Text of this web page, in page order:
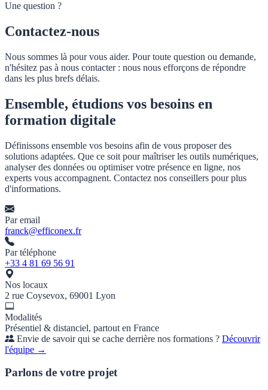
Une question ?
Contactez-nous
Nous sommes là pour vous aider. Pour toute question ou demande,
n'hésitez pas à nous contacter : nous nous efforçons de répondre
dans les plus brefs délais.
Ensemble, étudions vos besoins en
formation digitale
Définissons ensemble vos besoins afin de vous proposer des
solutions adaptées. Que ce soit pour maîtriser les outils numériques,
analyser des données ou optimiser votre présence en ligne, nos
experts vous accompagnent. Contactez nos conseillers pour plus
d'informations.
Par email
franck@efficonex.fr
Par téléphone
+33 4 81 69 56 91
Nos locaux
2 rue Coysevox, 69001 Lyon
Modalités
Présentiel & distanciel, partout en France
Envie de savoir qui se cache derrière nos formations ? Découvrir
l'équipe →
Parlons de votre projet